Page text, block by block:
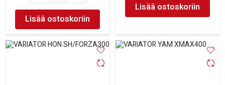
Lisää ostoskoriin
Lisää ostoskoriin